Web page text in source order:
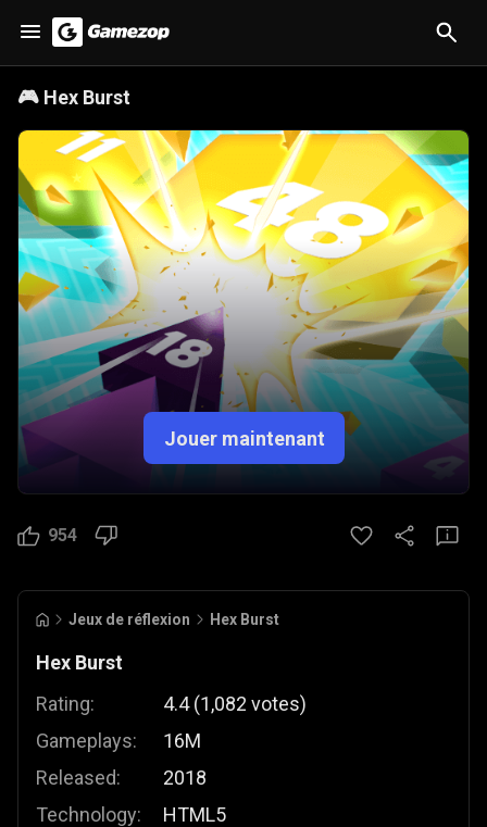
🎮 Hex Burst
Jouer maintenant
954
Jeux de réflexion Hex Burst
Hex Burst
Rating:
Gameplays:
Released:
Technology:
4.4 (1,082 votes)
16M
2018
HTML5